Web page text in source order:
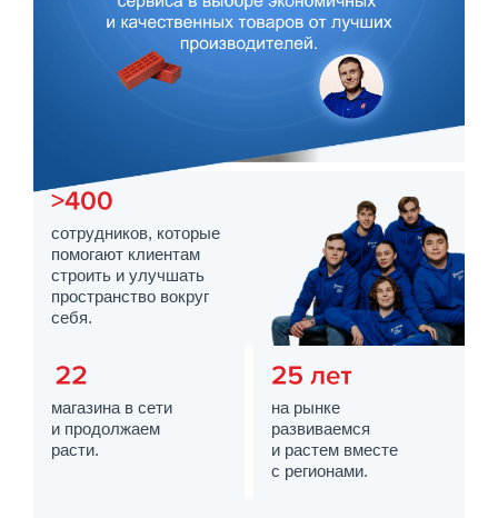
сотрудников, которые
помогают клиентам
строить и улучшать
пространство вокруг
себя.
магазина в сети
и продолжаем
расти.
на рынке
развиваемся
и растем вместе
с регионами.